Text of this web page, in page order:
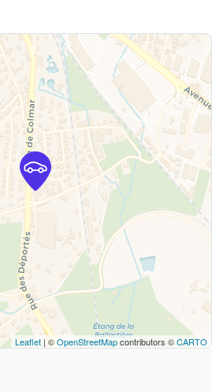
Leaflet | ©OpenStreetMapcontributors ©CARTO